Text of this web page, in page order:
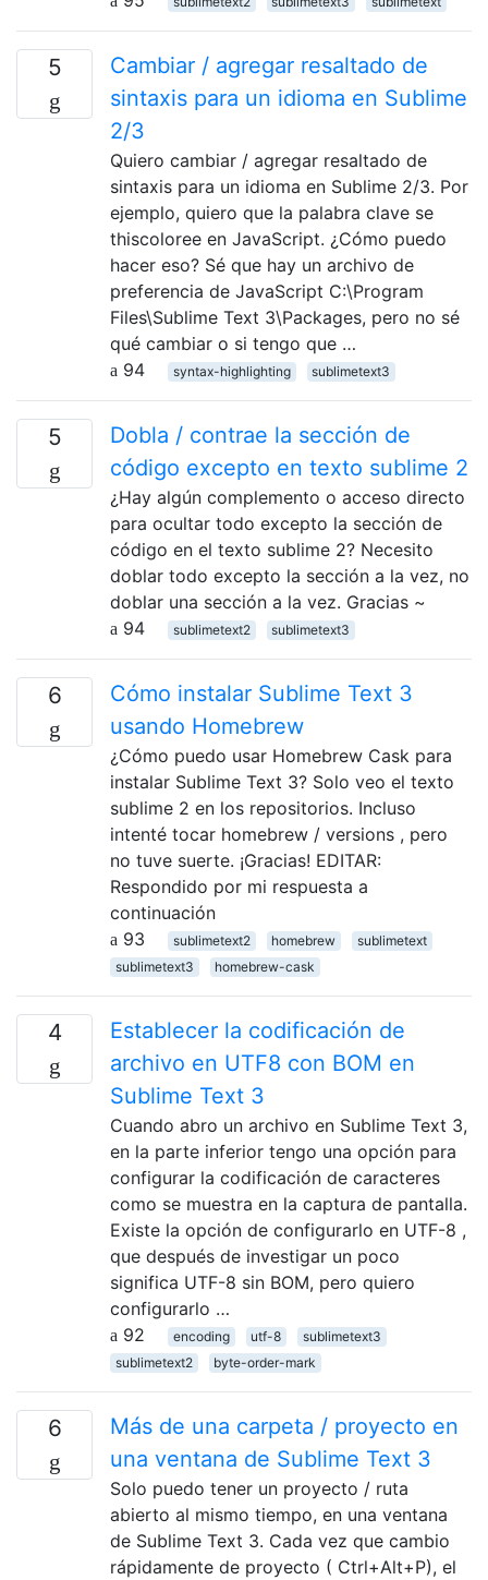
5
Cambiar / agregar resaltado de
sintaxis para un idioma en Sublime
2/3
Quiero cambiar / agregar resaltado de
sintaxis para un idioma en Sublime 2/3. Por
ejemplo, quiero que la palabra clave se
thiscoloree en JavaScript. ¿Cómo puedo
hacer eso? Sé que hay un archivo de
preferencia de JavaScript C:\Program
Files\Sublime Text 3\Packages, pero no sé
qué cambiar o si tengo que …
94
syntax-highlighting sublimetext3
5
Dobla / contrae la sección de
código excepto en texto sublime 2
¿Hay algún complemento o acceso directo
para ocultar todo excepto la sección de
código en el texto sublime 2? Necesito
doblar todo excepto la sección a la vez, no
doblar una sección a la vez. Gracias ~
94
sublimetext2 sublimetext3
6
Cómo instalar Sublime Text 3
usando Homebrew
¿Cómo puedo usar Homebrew Cask para
instalar Sublime Text 3? Solo veo el texto
sublime 2 en los repositorios. Incluso
intenté tocar homebrew / versions , pero
no tuve suerte. ¡Gracias! EDITAR:
Respondido por mi respuesta a
continuación
93
sublimetext2 homebrew
sublimetext
sublimetext3
homebrew-cask
4
Establecer la codificación de
archivo en UTF8 con BOM en
Sublime Text 3
Cuando abro un archivo en Sublime Text 3,
en la parte inferior tengo una opción para
configurar la codificación de caracteres
como se muestra en la captura de pantalla.
Existe la opción de configurarlo en UTF-8 ,
que después de investigar un poco
significa UTF-8 sin BOM, pero quiero
configurarlo …
92
encoding utf-8
sublimetext3
sublimetext2
byte-order-mark
6
Más de una carpeta / proyecto en
una ventana de Sublime Text 3
Solo puedo tener un proyecto / ruta
abierto al mismo tiempo, en una ventana
de Sublime Text 3. Cada vez que cambio
rápidamente de proyecto ( Ctrl+Alt+P), el